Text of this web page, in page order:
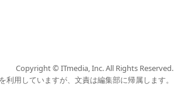
Copyright © ITmedia, Inc. All Rights Reserved.
用していますが、文責は編集部に帰属します。